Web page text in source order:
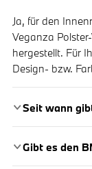
Ja, für den
Veganza
hergestellt. Für
Design- bzw.
Seit wann
Gibt es den